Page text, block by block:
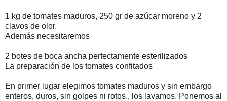
1 kg de tomates maduros, 250 gr de azúcar moreno y 2
clavos de olor.
Además necesitaremos
2 botes de boca ancha perfectamente esterilizados
La preparación de los tomates confitados
En primer lugar elegimos tomates maduros y sin embargo
enteros, duros, sin golpes ni rotos., los lavamos. Ponemos al